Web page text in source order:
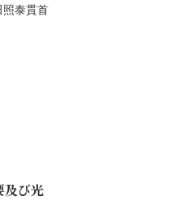
照泰貫首
及び光